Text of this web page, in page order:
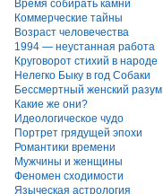
Время собирать камни
Коммерческие тайны
Возраст человечества
1994 — неустанная работа
Круговорот стихий в народе
Нелегко Быку в год Собаки
Бессмертный женский разум
Какие же они?
Идеологическое чудо
Портрет грядущей эпохи
Романтики времени
Мужчины и женщины
Феномен сходимости
Языческая астрология